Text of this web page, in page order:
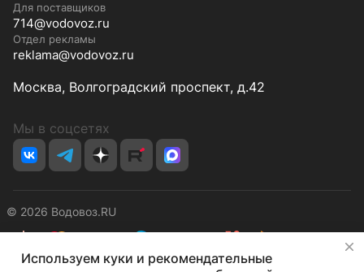
Для поставщиков
714@vodovoz.ru
Отдел рекламы
reklama@vodovoz.ru
Москва, Волгоградский проспект, д.42
Мы в соцсетях
© 2026 Водовоз.RU
КонфиденциальностьОферта
Используем куки и рекомендательные